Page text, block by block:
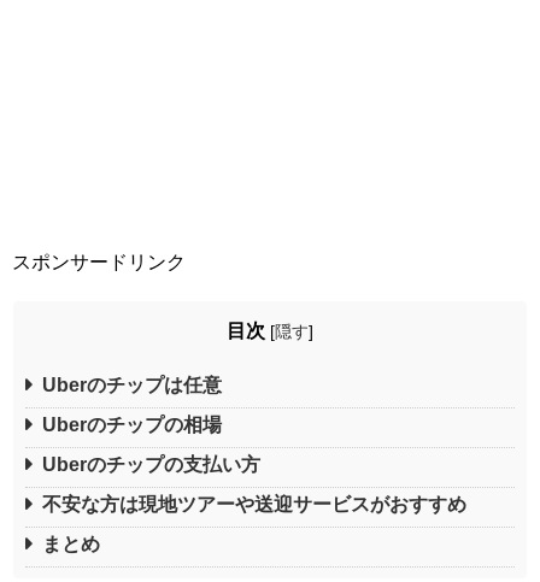
スポンサードリンク
目次 [隠す]
Uberのチップは任意
Uberのチップの相場
Uberのチップの支払い方
不安な方は現地ツアーや送迎サービスがおすすめ
まとめ